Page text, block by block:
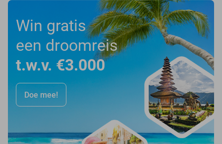
Win gratis
een droomreis
t.w.v. €3.000
Doe mee!